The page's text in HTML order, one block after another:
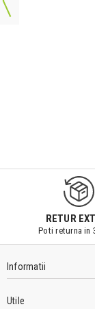
RETUR
Poti returna in
Informatii
Utile